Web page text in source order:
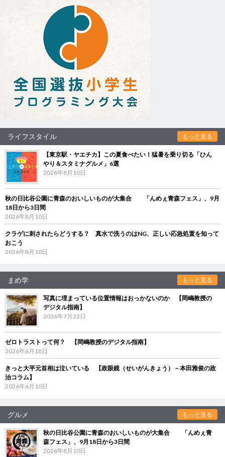
ライフスタイル もっと見る
【東京駅・ヤエチカ】この夏食べたい！猛暑を乗り切る「ひん
やり＆スタミナグルメ」6選
2026年8月10日
秋の日比谷公園に青森のおいしいものが大集合 「んめぇ青森フェス」、9月
18日から3日間
2026年8月10日
クラゲに刺されたらどうする？ 真水で洗うのはNG、正しい応急処置を知って
おこう
2026年8月10日
まめ学 もっと見る
写真に埋まっている位置情報はおっかないのか 【岡嶋教授の
デジタル指南】
2026年7月22日
ゼロトラストって何？ 【岡嶋教授のデジタル指南】
2026年6月18日
きっと大平元首相は泣いている 【政眼鏡（せいがんきょう）－本田雅俊の政
治コラム】
2026年6月10日
グルメ もっと見る
秋の日比谷公園に青森のおいしいものが大集合 「んめぇ青
森フェス」、9月18日から3日間
2026年8月10日